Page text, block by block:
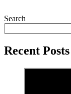
Search
Recent Posts